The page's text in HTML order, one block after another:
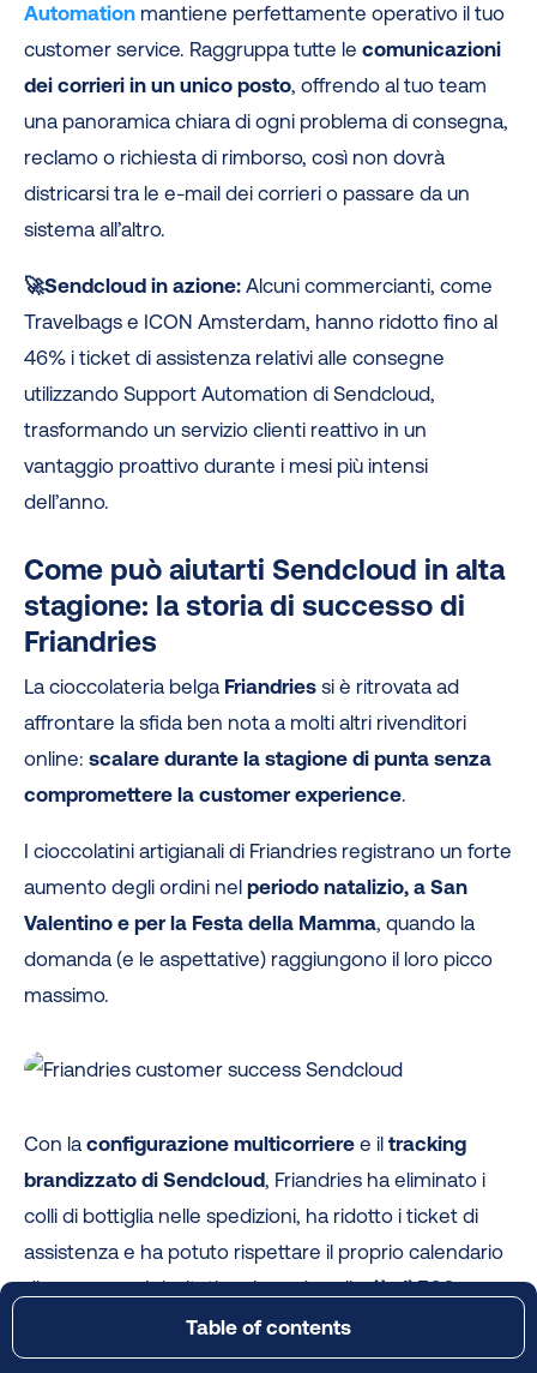
Automation mantiene perfettamente operativo il tuo
customer service. Raggruppa tutte lecomunicazioni
dei corrieri in un unico posto, offrendo al tuo team
una panoramica chiara di ogni problema di consegna,
reclamo o richiesta di rimborso, così non dovrà
districarsi tra le e-mail dei corrieri o passare da un
sistema all’altro.
🚀Sendcloud in azione: Alcuni commercianti, come
Travelbags e ICON Amsterdam, hanno ridotto fino al
46% i ticket di assistenza relativi alle consegne
utilizzando Support Automation di Sendcloud,
trasformando un servizio clienti reattivo in un
vantaggio proattivo durante i mesi più intensi
dell’anno.
Come può aiutarti Sendcloud in alta
stagione: la storia di successo di
Friandries
La cioccolateria belga Friandries si è ritrovata ad
affrontare la sfida ben nota a molti altri rivenditori
online:scalare durante la stagione di punta senza
compromettere la customer experience.
I cioccolatini artigianali di Friandries registrano un forte
aumento degli ordini nelperiodo natalizio, a San
Valentino e per la Festa della Mamma, quando la
domanda (e le aspettative) raggiungono il loro picco
massimo.
Con laconfigurazione multicorriere e iltracking
brandizzato di Sendcloud, Friandries ha eliminato i
colli di bottiglia nelle spedizioni, ha ridotto i ticket di
assistenza e ha potuto rispettare il proprio calendario
di consegne. I risultati parlano da soli:più di 500
, tempi di consegna più rapidi e
fedeli che tornano a comprare, anche nelle
Cosa aspettarsi per l’alta stagione delle spedizioni festive del
2025
Table of contents